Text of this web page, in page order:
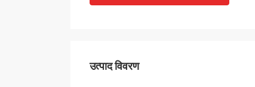
उत्पाद विवरण